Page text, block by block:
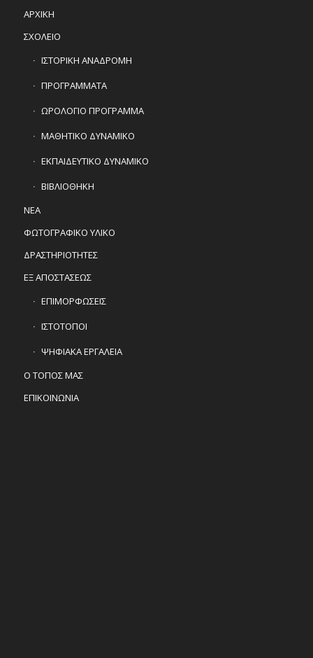
ΑΡΧΙΚΗ
ΣΧΟΛΕΙΟ
ΙΣΤΟΡΙΚΗ ΑΝΑΔΡΟΜΗ
ΠΡΟΓΡΑΜΜΑΤΑ
ΩΡΟΛΟΓΙΟ ΠΡΟΓΡΑΜΜΑ
ΜΑΘΗΤΙΚΟ ΔΥΝΑΜΙΚΟ
ΕΚΠΑΙΔΕΥΤΙΚΟ ΔΥΝΑΜΙΚΟ
ΒΙΒΛΙΟΘΗΚΗ
ΝΕΑ
ΦΩΤΟΓΡΑΦΙΚΟ ΥΛΙΚΟ
ΔΡΑΣΤΗΡΙΟΤΗΤΕΣ
ΕΞ ΑΠΟΣΤΑΣΕΩΣ
ΕΠΙΜΟΡΦΩΣΕΙΣ
ΙΣΤΟΤΟΠΟΙ
ΨΗΦΙΑΚΑ ΕΡΓΑΛΕΙΑ
Ο ΤΟΠΟΣ ΜΑΣ
ΕΠΙΚΟΙΝΩΝΙΑ